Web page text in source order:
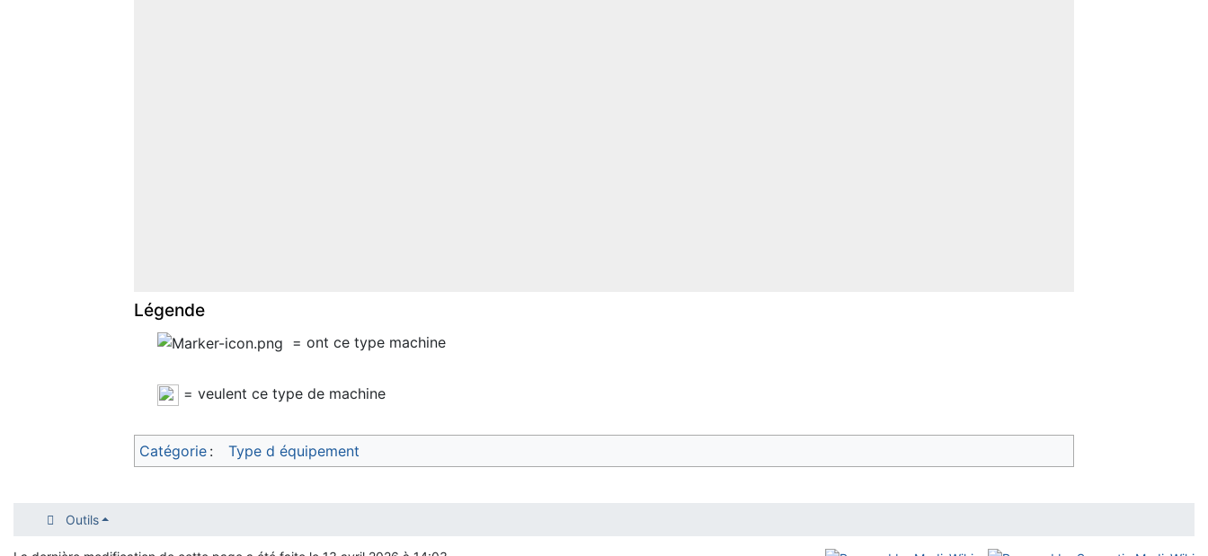
Légende
= ont ce type machine
= veulent ce type de machine
Catégorie : Type d équipement
Outils